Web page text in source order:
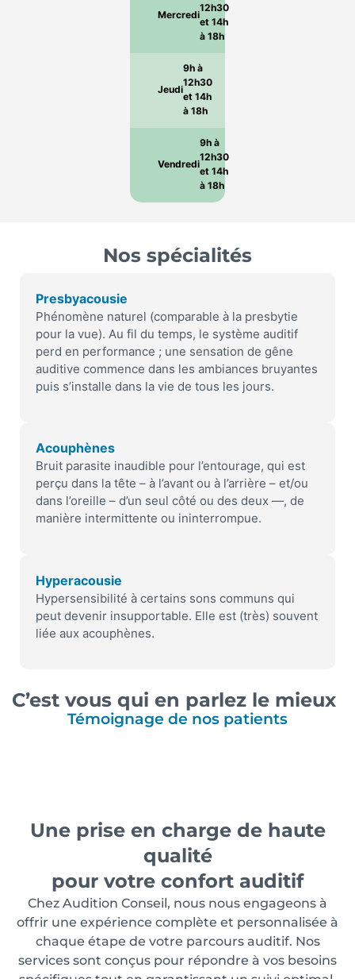
Mercredi
12h30
et 14h
à 18h
Jeudi
9h à
12h30
et 14h
à 18h
Vendredi
9h à
12h30
et 14h
à 18h
Nos spécialités
Presbyacousie
Phénomène naturel (comparable à la presbytie
pour la vue). Au fil du temps, le système auditif
perd en performance ; une sensation de gêne
auditive commence dans les ambiances bruyantes
puis s’installe dans la vie de tous les jours.
Acouphènes
Bruit parasite inaudible pour l’entourage, qui est
perçu dans la tête – à l’avant ou à l’arrière – et/ou
dans l’oreille – d’un seul côté ou des deux —, de
manière intermittente ou ininterrompue.
Hyperacousie
Hypersensibilité à certains sons communs qui
peut devenir insupportable. Elle est (très) souvent
liée aux acouphènes.
C’est vous qui en parlez le mieux
Témoignage de nos patients
Une prise en charge de haute
qualité
pour votre confort auditif
Chez Audition Conseil, nous nous engageons à
offrir une expérience complète et personnalisée à
chaque étape de votre parcours auditif. Nos
services sont conçus pour répondre à vos besoins